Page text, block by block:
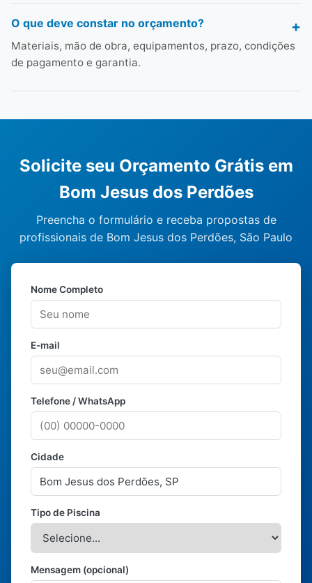
O que deve constar no orçamento?
Materiais, mão de obra, equipamentos, prazo, condições
de pagamento e garantia.
Solicite seu Orçamento Grátis em
Bom Jesus dos Perdões
Preencha o formulário e receba propostas de
profissionais de Bom Jesus dos Perdões, São Paulo
Nome Completo
E-mail
Telefone / WhatsApp
Cidade
Tipo de Piscina
Mensagem (opcional)